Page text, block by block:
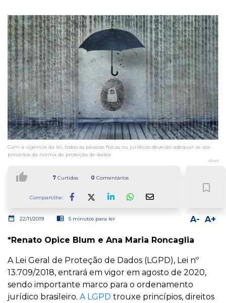
Com a vigência da lei, todas as pessoas físicas ou jurídicas deverão adequar-se aos
preceitos da norma de proteção de dados
iStock
thumb_up 7Curtidas 0 Comentários
Compartilhe:
bookmark_border
date_range 22/11/2019 chrome_reader_mode 5 minutos para ler A+
A-
*Renato Opice Blum e Ana Maria Roncaglia
A Lei Geral de Proteção de Dados (LGPD), Lei nº
13.709/2018, entrará em vigor em agosto de 2020,
sendo importante marco para o ordenamento
jurídico brasileiro. A LGPD trouxe princípios, direitos